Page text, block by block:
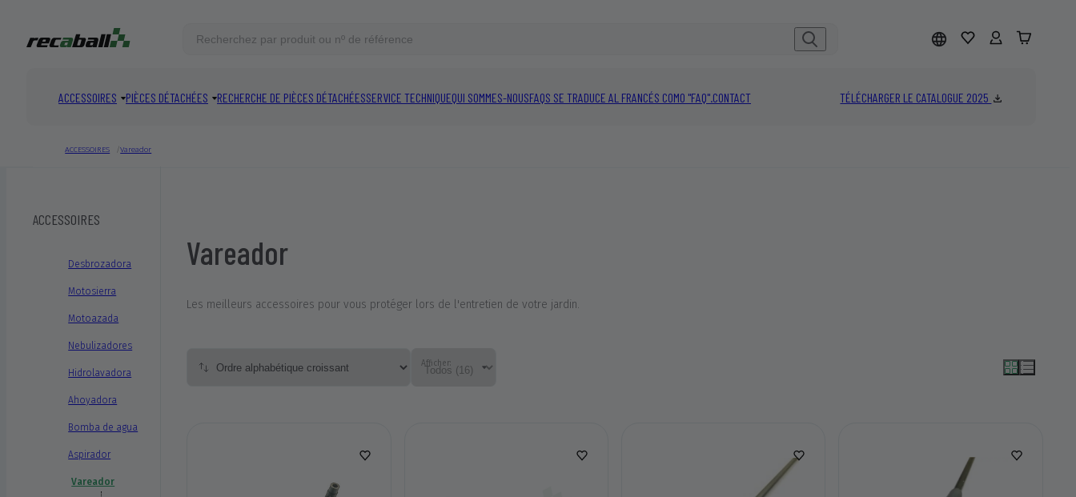
ACCESSOIRES PIÈCES DÉTACHÉES RECHERCHE DE PIÈCES DÉTACHÉESSERVICE TECHNIQUEQUI SOMMES-NOUSFAQS SE TRADUCE AL FRANCÉS COMO "FAQ". CONTACT TÉLÉCHARGER LE CATALOGUE 2025
ACCESSOIRES Vareador
ACCESSOIRES
Desbrozadora
Motosierra
Motoazada
Nebulizadores
Hidrolavadora
Ahoyadora
Bomba de agua
Aspirador
Vareador
Vareador
Les meilleurs accessoires pour vous protéger lors de l'entretien de votre jardin.
Afficher: